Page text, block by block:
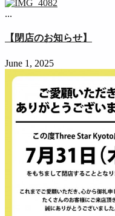
...
【閉店のお知らせ】
June 1, 2025